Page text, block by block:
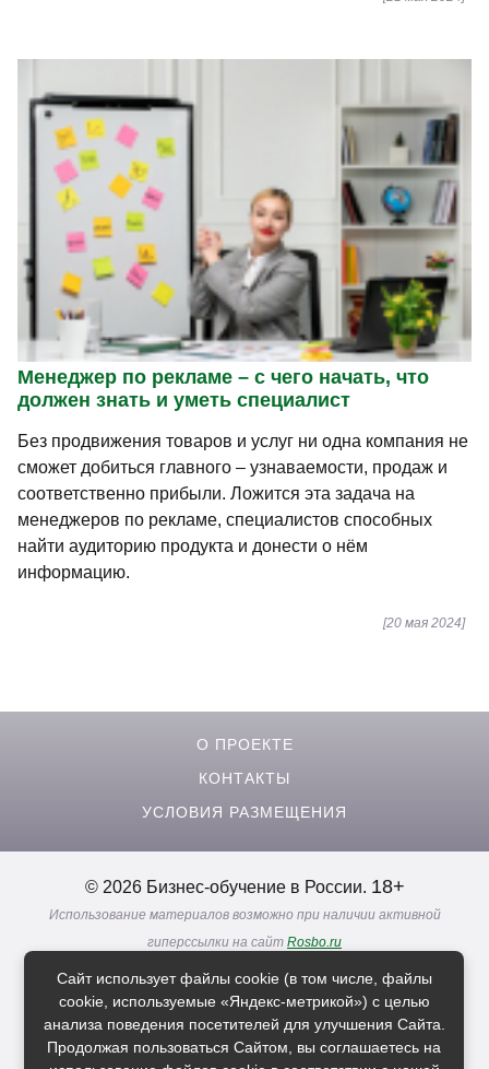
Менеджер по рекламе – с чего начать, что
должен знать и уметь специалист
Без продвижения товаров и услуг ни одна компания не
сможет добиться главного – узнаваемости, продаж и
соответственно прибыли. Ложится эта задача на
менеджеров по рекламе, специалистов способных
найти аудиторию продукта и донести о нём
информацию.
[20 мая 2024]
О ПРОЕКТЕ
КОНТАКТЫ
УСЛОВИЯ РАЗМЕЩЕНИЯ
© 2026 Бизнес-обучение в России. 18+
Использование материалов возможно при наличии активной
гиперссылки на сайт Rosbo.ru
Реклама. Информация о рекламодателях по ссылкам
Политика в отношении обработки персональных данных
Сайт использует файлы cookie (в том числе, файлы
cookie, используемые «Яндекс-метрикой») с целью
анализа поведения посетителей для улучшения Сайта.
Продолжая пользоваться Сайтом, вы соглашаетесь на